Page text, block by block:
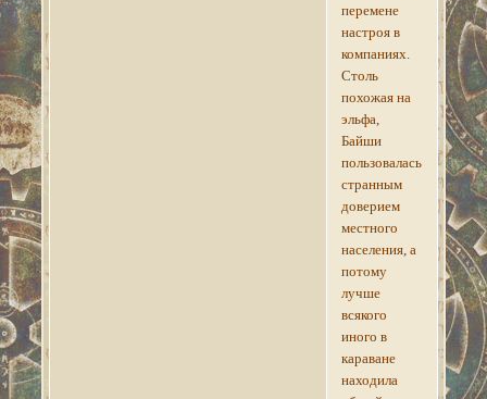
перемене
настроя в
компаниях.
Столь
похожая на
эльфа,
Байши
пользовалась
странным
доверием
местного
населения, а
потому
лучше
всякого
иного в
караване
находила